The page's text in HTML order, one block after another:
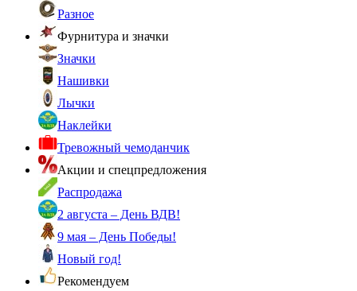
Разное
Фурнитура и значки
Значки
Нашивки
Лычки
Наклейки
Тревожный чемоданчик
Акции и спецпредложения
Распродажа
2 августа – День ВДВ!
9 мая – День Победы!
Новый год!
Рекомендуем